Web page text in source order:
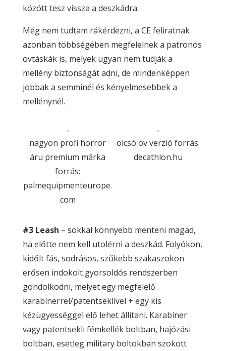
között tesz vissza a deszkádra.
Még nem tudtam rákérdezni, a CE feliratnak
azonban többségében megfelelnek a patronos
övtáskák is, melyek ugyan nem tudják a
mellény biztonságát adni, de mindenképpen
jobbak a semminél és kényelmesebbek a
mellénynél.
nagyon profi horror
áru premium márka
forrás:
palmequipmenteurope.
com
olcsó öv verzió forrás:
decathlon.hu
#3 Leash – sokkal könnyebb menteni magad,
ha előtte nem kell utolérni a deszkád. Folyókon,
kidőlt fás, sodrásos, szűkebb szakaszokon
erősen indokolt gyorsoldós rendszerben
gondolkodni, melyet egy megfelelő
karabínerrel/patentseklivel + egy kis
kézügyességgel elő lehet állítani. Karabíner
vagy patentsekli fémkellék boltban, hajózási
boltban, esetleg military boltokban szokott